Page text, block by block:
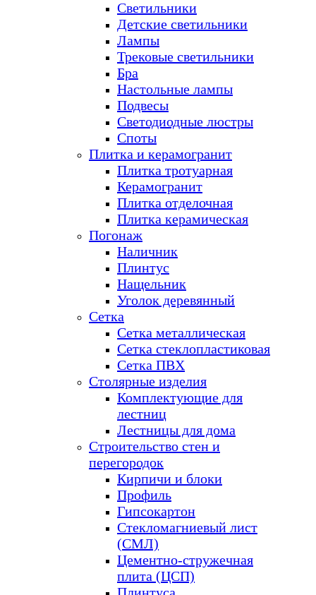
Светильники
Детские светильники
Лампы
Трековые светильники
Бра
Настольные лампы
Подвесы
Светодиодные люстры
Споты
Плитка и керамогранит
Плитка тротуарная
Керамогранит
Плитка отделочная
Плитка керамическая
Погонаж
Наличник
Плинтус
Нащельник
Уголок деревянный
Сетка
Сетка металлическая
Сетка стеклопластиковая
Сетка ПВХ
Столярные изделия
Комплектующие для
лестниц
Лестницы для дома
Строительство стен и
перегородок
Кирпичи и блоки
Профиль
Гипсокартон
Стекломагниевый лист
(СМЛ)
Цементно-стружечная
плита (ЦСП)